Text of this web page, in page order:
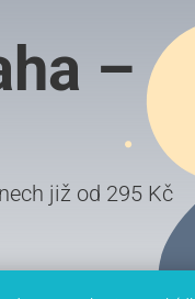
–
již od 295 Kč